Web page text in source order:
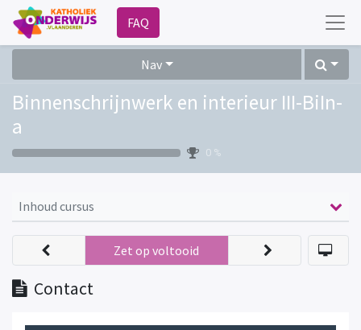
FAQ
Nav
Binnenschrijnwerk en interieur III-BiIn-
a
0 %
Inhoud cursus
Contact
Zet op voltooid